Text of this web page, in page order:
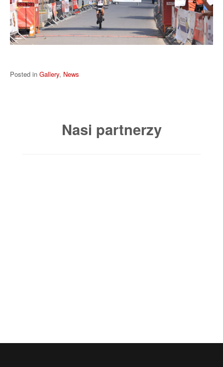
Posted in Gallery, News
Nasi partnerzy